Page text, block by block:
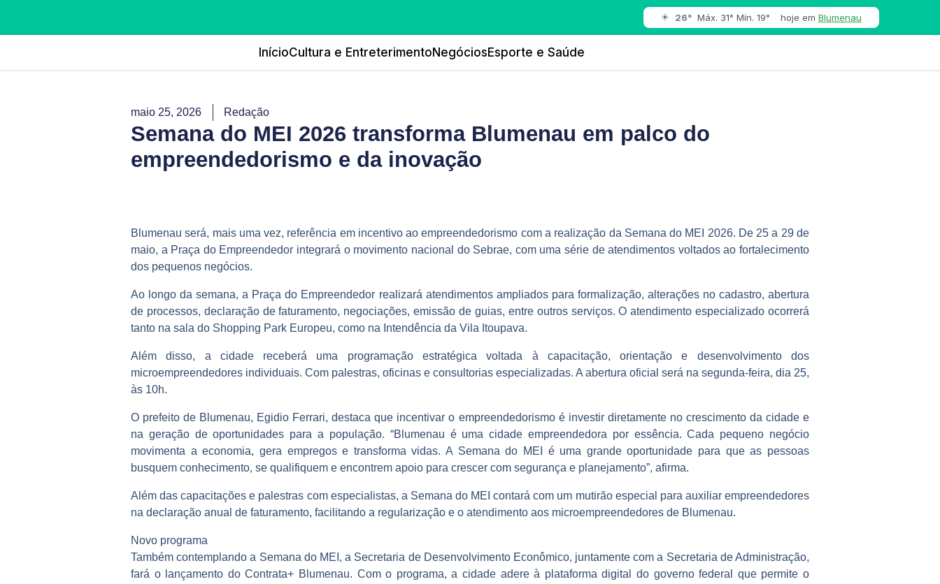
☀️ 26° Máx. 31° Mín. 19° hoje em Blumenau
InícioCultura e EntreterimentoNegóciosEsporte e Saúde
maio 25, 2026 Redação
Semana do MEI 2026 transforma Blumenau em palco do
empreendedorismo e da inovação
Blumenau será, mais uma vez, referência em incentivo ao empreendedorismo com a realização da Semana do MEI 2026. De 25 a 29 de
maio, a Praça do Empreendedor integrará o movimento nacional do Sebrae, com uma série de atendimentos voltados ao fortalecimento
dos pequenos negócios.
Ao longo da semana, a Praça do Empreendedor realizará atendimentos ampliados para formalização, alterações no cadastro, abertura
de processos, declaração de faturamento, negociações, emissão de guias, entre outros serviços. O atendimento especializado ocorrerá
tanto na sala do Shopping Park Europeu, como na Intendência da Vila Itoupava.
Além disso, a cidade receberá uma programação estratégica voltada à capacitação, orientação e desenvolvimento dos
microempreendedores individuais. Com palestras, oficinas e consultorias especializadas. A abertura oficial será na segunda-feira, dia 25,
às 10h.
O prefeito de Blumenau, Egidio Ferrari, destaca que incentivar o empreendedorismo é investir diretamente no crescimento da cidade e
na geração de oportunidades para a população. “Blumenau é uma cidade empreendedora por essência. Cada pequeno negócio
movimenta a economia, gera empregos e transforma vidas. A Semana do MEI é uma grande oportunidade para que as pessoas
busquem conhecimento, se qualifiquem e encontrem apoio para crescer com segurança e planejamento”, afirma.
Além das capacitações e palestras com especialistas, a Semana do MEI contará com um mutirão especial para auxiliar empreendedores
na declaração anual de faturamento, facilitando a regularização e o atendimento aos microempreendedores de Blumenau.
Novo programa
Também contemplando a Semana do MEI, a Secretaria de Desenvolvimento Econômico, juntamente com a Secretaria de Administração,
fará o lançamento do Contrata+ Blumenau. Com o programa, a cidade adere à plataforma digital do governo federal que permite o